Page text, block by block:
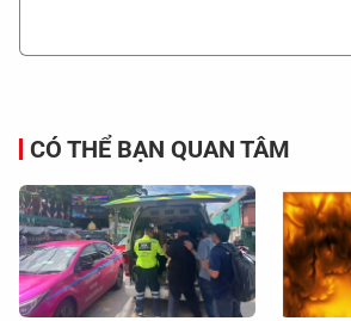
CÓ THỂ BẠN QUAN TÂM